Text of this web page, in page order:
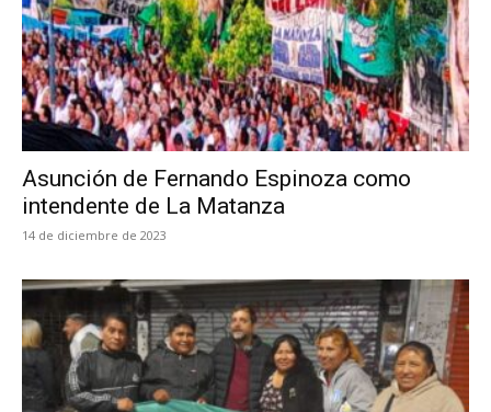
Asunción de Fernando Espinoza como
intendente de La Matanza
14 de diciembre de 2023